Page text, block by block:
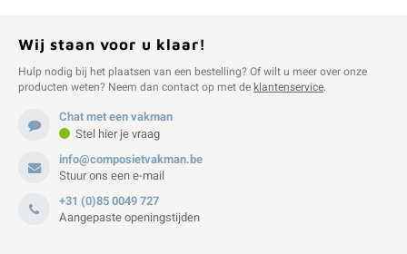
Wij staan voor u klaar!
Hulp nodig bij het plaatsen van een bestelling? Of wilt u meer over onze
producten weten? Neem dan contact op met deklantenservice.
Chat met een vakman
Stel hier je vraag
info@composietvakman.be
Stuur ons een e-mail
+31 (0)85 0049 727
Aangepaste openingstijden